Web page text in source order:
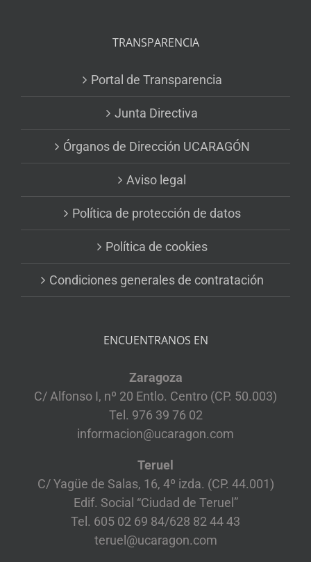
TRANSPARENCIA
Portal de Transparencia
Junta Directiva
Órganos de Dirección UCARAGÓN
Aviso legal
Política de protección de datos
Política de cookies
Condiciones generales de contratación
ENCUENTRANOS EN
Zaragoza
C/ Alfonso I, nº 20 Entlo. Centro (CP. 50.003)
Tel. 976 39 76 02
informacion@ucaragon.com
Teruel
C/ Yagüe de Salas, 16, 4º izda. (CP. 44.001)
Edif. Social “Ciudad de Teruel”
Tel. 605 02 69 84/628 82 44 43
teruel@ucaragon.com